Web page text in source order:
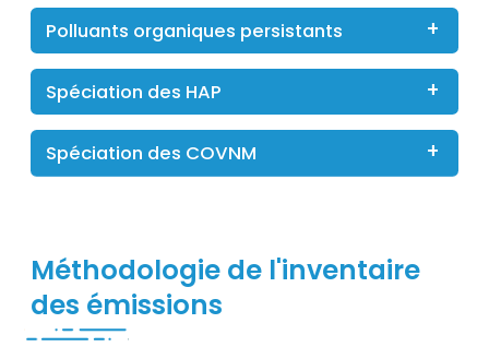
Polluants organiques persistants
Spéciation des HAP
Spéciation des COVNM
Méthodologie de l'inventaire
des émissions